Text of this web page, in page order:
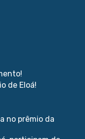
de Eloá!
no prêmio da